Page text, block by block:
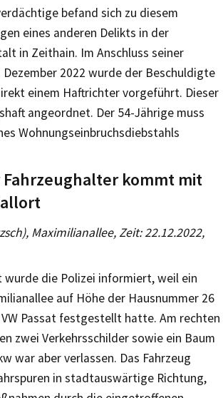
befand sich zu diesem
eines anderen Delikts in der
in Zeithain. Im Anschluss seiner
Dezember 2022 wurde der Beschuldigte
einem Haftrichter vorgeführt. Dieser
angeordnet. Der 54-Jährige muss
Wohnungseinbruchsdiebstahls
kommt mit
Maximilianallee, Zeit: 22.12.2022,
wurde die Polizei informiert, weil ein
auf Höhe der Hausnummer 26
Passat festgestellt hatte. Am rechten
zwei Verkehrsschilder sowie ein Baum
war aber verlassen. Das Fahrzeug
in stadtauswärtige Richtung,